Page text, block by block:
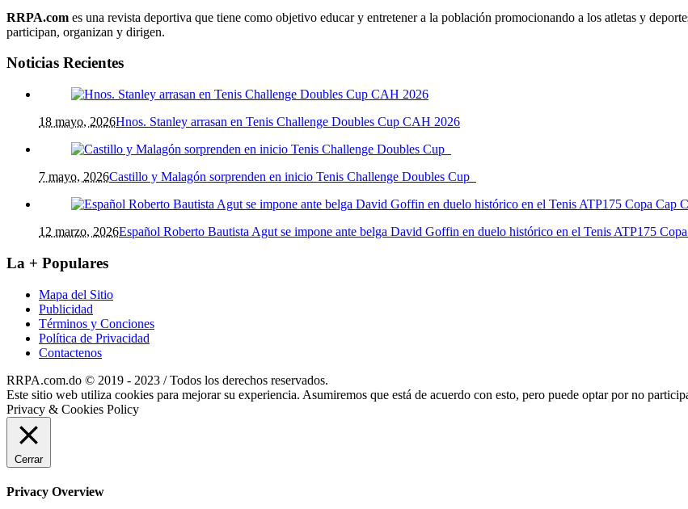
RRPA.com es una revista deportiva que tiene como objetivo educar y entretener a la población promocionando a los atletas y
participan, organizan y dirigen.
Noticias Recientes
18 mayo, 2026Hnos. Stanley arrasan en Tenis Challenge Doubles Cup CAH 2026
7 mayo, 2026Castillo y Malagón sorprenden en inicio Tenis Challenge Doubles Cup
12 marzo, 2026Español Roberto Bautista Agut se impone ante belga David Goffin en duelo histórico en el Tenis ATP175
La + Populares
Mapa del Sitio
Publicidad
Términos y Conciones
Política de Privacidad
Contactenos
RRPA.com.do © 2019 - 2023 / Todos los derechos reservados.
Este sitio web utiliza cookies para mejorar su experiencia. Asumiremos que está de acuerdo con esto, pero puede optar por no
Privacy & Cookies Policy
Cerrar
Privacy Overview